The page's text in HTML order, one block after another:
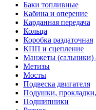
Баки топливные
Кабина и оперение
Карданная передача
Кольца
Коробка раздаточная
КПП и сцепление
Манжеты (сальники)
Метизы
Мосты
Подвеска двигателя
Подушки,
Подшипники